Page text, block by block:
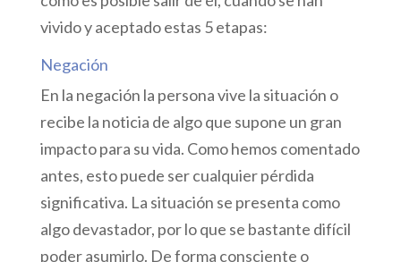
vivido y aceptado estas 5 etapas:
Negación
En la negación la persona vive la situación o
recibe la noticia de algo que supone un gran
impacto para su vida. Como hemos comentado
antes, esto puede ser cualquier pérdida
significativa. La situación se presenta como
algo devastador, por lo que se bastante difícil
poder asumirlo. De forma consciente o